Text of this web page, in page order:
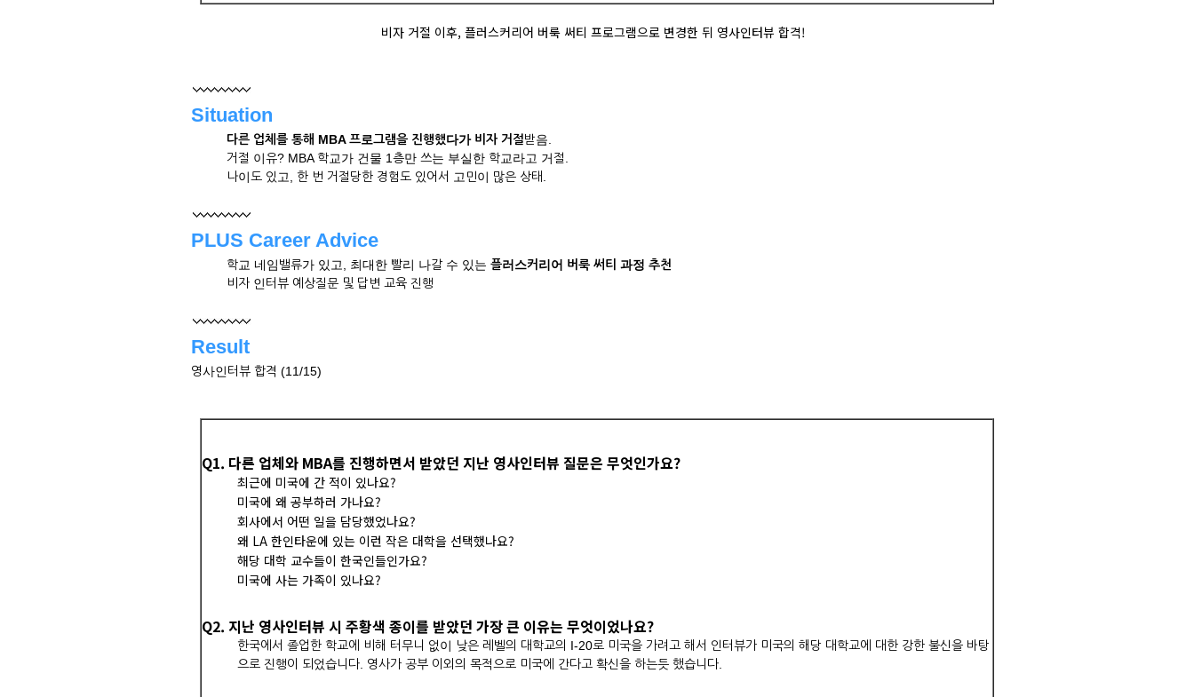
비자 거절 이후, 플러스커리어 버룩 써티 프로그램으로 변경한 뒤 영사인터뷰 합격!
Situation
다른 업체를 통해 MBA 프로그램을 진행했다가 비자 거절받음.
거절 이유? MBA 학교가 건물 1층만 쓰는 부실한 학교라고 거절.
나이도 있고, 한 번 거절당한 경험도 있어서 고민이 많은 상태.
PLUS Career Advice
학교 네임밸류가 있고, 최대한 빨리 나갈 수 있는 플러스커리어 버룩 써티 과정 추천
비자 인터뷰 예상질문 및 답변 교육 진행
Result
영사인터뷰 합격 (11/15)
Q1. 다른 업체와 MBA를 진행하면서 받았던 지난 영사인터뷰 질문은 무엇인가요?
최근에 미국에 간 적이 있나요?
미국에 왜 공부하러 가나요?
회사에서 어떤 일을 담당했었나요?
왜 LA 한인타운에 있는 이런 작은 대학을 선택했나요?
해당 대학 교수들이 한국인들인가요?
미국에 사는 가족이 있나요?
Q2. 지난 영사인터뷰 시 주황색 종이를 받았던 가장 큰 이유는 무엇이었나요?
한국에서 졸업한 학교에 비해 터무니 없이 낮은 레벨의 대학교의 I-20로 미국을 가려고 해서 인터뷰가 미국의 해당 대학교에 대한 강한 불신을 바탕
으로 진행이 되었습니다. 영사가 공부 이외의 목적으로 미국에 간다고 확신을 하는듯 했습니다.